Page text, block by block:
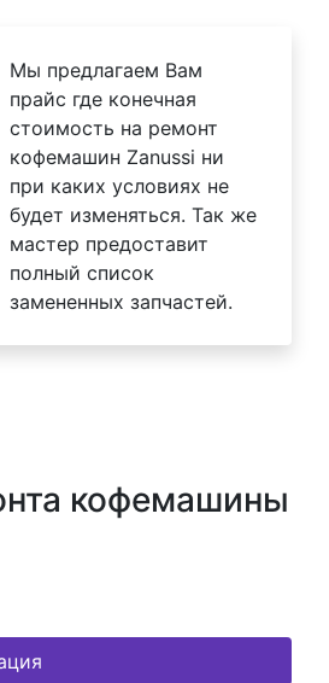
Мы предлагаем Вам
прайс где конечная
стоимость на ремонт
кофемашин Zanussi ни
при каких условиях не
будет изменяться. Так же
мастер предоставит
полный список
замененных запчастей.
кофемашины